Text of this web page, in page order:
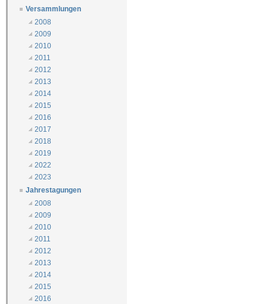
Versammlungen
2008
2009
2010
2011
2012
2013
2014
2015
2016
2017
2018
2019
2022
2023
Jahrestagungen
2008
2009
2010
2011
2012
2013
2014
2015
2016